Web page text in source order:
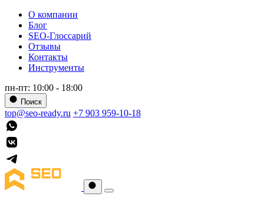
О компании
Блог
SEO-Глоссарий
Отзывы
Контакты
Инструменты
пн-пт: 10:00 - 18:00
Поиск
top@seo-ready.ru +7 903 959-10-18